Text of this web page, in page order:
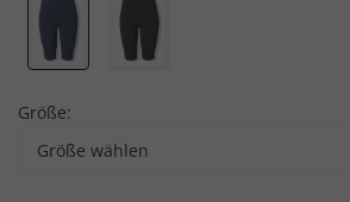
Größe:
Größe wählen